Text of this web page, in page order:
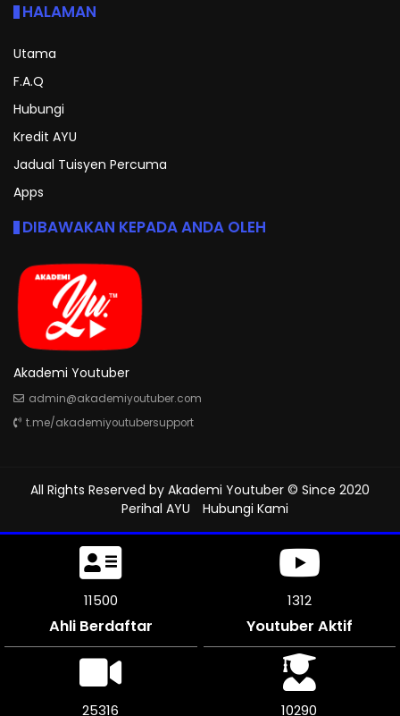
HALAMAN
Utama
F.A.Q
Hubungi
Kredit AYU
Jadual Tuisyen Percuma
Apps
DIBAWAKAN KEPADA ANDA OLEH
Akademi Youtuber
admin@akademiyoutuber.com
t.me/akademiyoutubersupport
All Rights Reserved by Akademi Youtuber © Since 2020
Perihal AYU
Hubungi Kami
11500
Ahli Berdaftar
1312
Youtuber Aktif
25316 10290